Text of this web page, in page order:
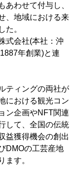
あわせて付与し、
、地域における来
た。
式会社(本社：沖
年創業)と連
ティングの両社が
における観光コン
ン企画やNFT関連
して、全国の伝統
益獲得機会の創出
DMOの工芸産地
ます。